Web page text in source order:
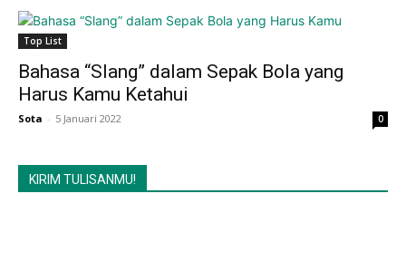
Top List
Bahasa “Slang” dalam Sepak Bola yang
Harus Kamu Ketahui
Sota - 5 Januari 2022 0
KIRIM TULISANMU!